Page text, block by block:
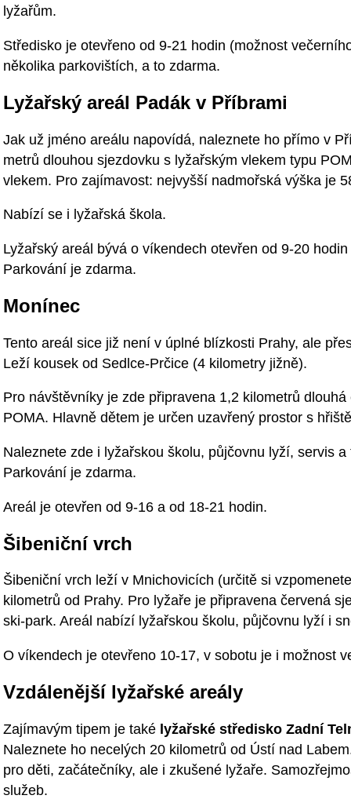
lyžařům.
Středisko je otevřeno od 9-21 hodin (možnost
několika parkovištích, a to zdarma.
Lyžařský areál Padák v Příbrami
Jak už jméno areálu napovídá, naleznete ho přímo v
metrů dlouhou sjezdovku s lyžařským vlekem typu
vlekem. Pro zajímavost: nejvyšší nadmořská výška je
Nabízí se i lyžařská škola.
Lyžařský areál bývá o víkendech otevřen od 9-20
Parkování je zdarma.
Monínec
Tento areál sice již není v úplné blízkosti Prahy, ale
Leží kousek od Sedlce-Prčice (4 kilometry jižně).
Pro návštěvníky je zde připravena 1,2 kilometrů
POMA. Hlavně dětem je určen uzavřený prostor s
Naleznete zde i lyžařskou školu, půjčovnu lyží, servis
Parkování je zdarma.
Areál je otevřen od 9-16 a od 18-21 hodin.
Šibeniční vrch
Šibeniční vrch leží v Mnichovicích (určitě si
kilometrů od Prahy. Pro lyžaře je připravena červená
ski-park. Areál nabízí lyžařskou školu, půjčovnu lyží i
O víkendech je otevřeno 10-17, v sobotu je i možnost
Vzdálenější lyžařské areály
Zajímavým tipem je také lyžařské středisko Zadní
Naleznete ho necelých 20 kilometrů od Ústí nad
pro děti, začátečníky, ale i zkušené lyžaře.
služeb.